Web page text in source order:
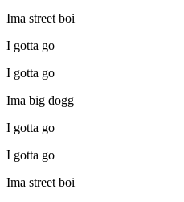
Ima street boi
I gotta go
I gotta go
Ima big dogg
I gotta go
I gotta go
Ima street boi